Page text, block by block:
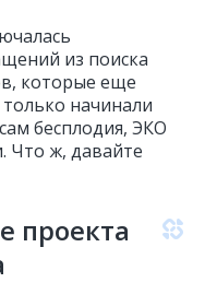
из поиска
которые еще
начинали
бесплодия, ЭКО
Что ж, давайте
проекта